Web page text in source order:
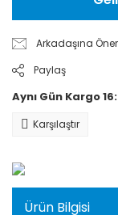
Arkadaşına Öner
Paylaş
Aynı Gün Kargo
Karşılaştır
Ürün Bilgisi